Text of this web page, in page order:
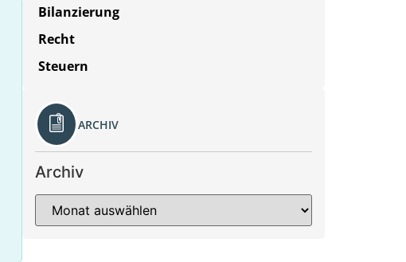
Bilanzierung
Recht
Steuern
ARCHIV
Archiv